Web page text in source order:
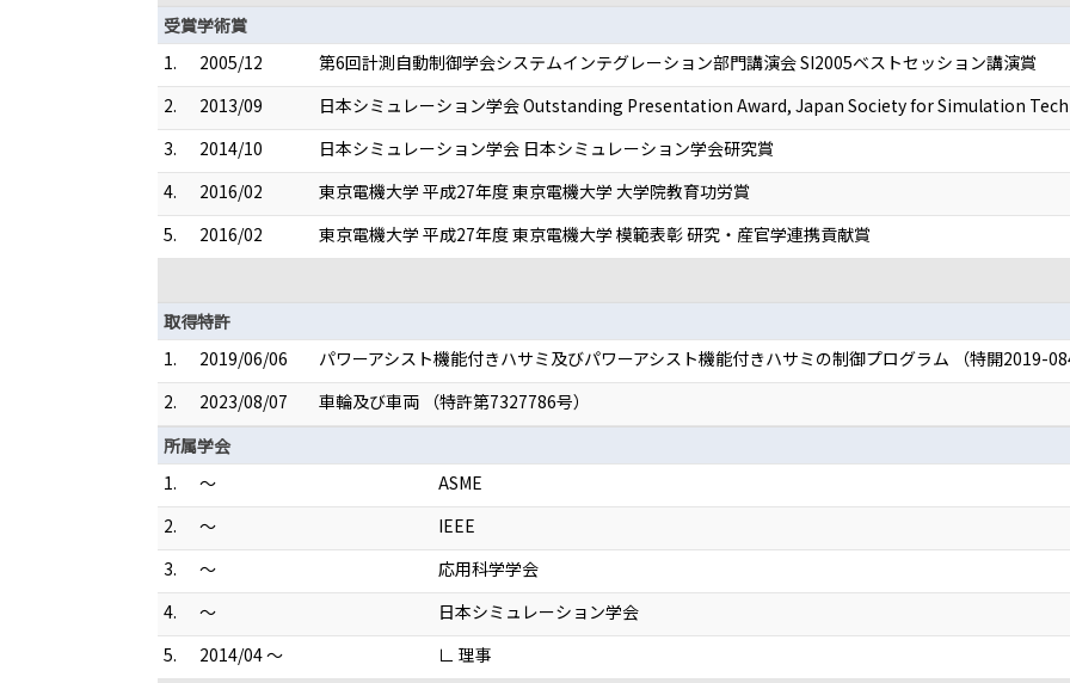
受賞学術賞
1.
2005/12
第6回計測自動制御学会システムインテグレーション部門講演会 SI2005ベストセッション講演賞
2.
2013/09
日本シミュレーション学会 Outstanding Presentation Award, Japan Society for Simulation
3.
2014/10
日本シミュレーション学会 日本シミュレーション学会研究賞
4.
2016/02
東京電機大学 平成27年度 東京電機大学 大学院教育功労賞
5.
2016/02
東京電機大学 平成27年度 東京電機大学 模範表彰 研究・産官学連携貢献賞
取得特許
1.
2019/06/06
パワーアシスト機能付きハサミ及びパワーアシスト機能付きハサミの制御プログラム （特開2019-
2.
2023/08/07
車輪及び車両 （特許第7327786号）
所属学会
1.
～
ASME
2.
～
IEEE
3.
～
応用科学学会
4.
～
日本シミュレーション学会
5.
2014/04 ～
∟ 理事